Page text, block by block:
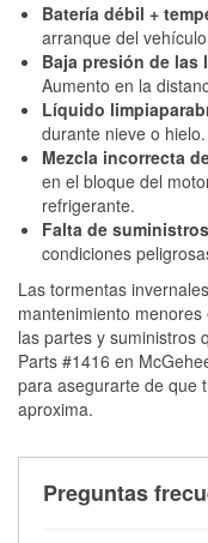
Batería débil +
arranque del
Baja presión de las
Aumento en la
Líquido
durante nieve o hielo.
Mezcla incorrecta
en el bloque del
refrigerante.
Falta de
condiciones
Las tormentas
mantenimiento
las partes y suministros
Parts #1416 en
para asegurarte de que
aproxima.
Preguntas